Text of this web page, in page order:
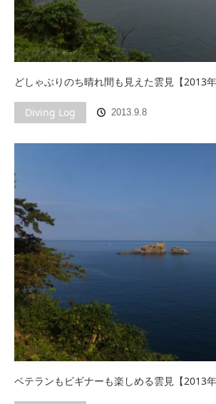
どしゃぶりのち晴れ間も見えた雲見【2013年
Diving Log 2013.9.8
ベテランもビギナーも楽しめる雲見【2013年